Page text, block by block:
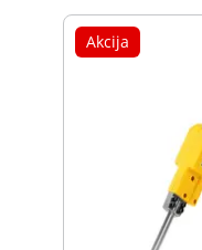
Akcija